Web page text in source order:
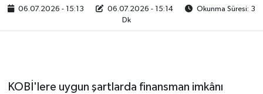
06.07.2026 - 15:13 06.07.2026 - 15:14
Okunma Süresi: 3
Dk
KOBİ'lere uygun şartlarda finansman imkânı